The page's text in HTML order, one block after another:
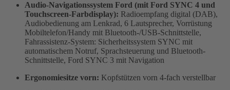
Audio-Navigationssystem Ford (mit Ford SYNC 4 und
Touchscreen-Farbdisplay): Radioempfang digital (DAB),
Audiobedienung am Lenkrad, 6 Lautsprecher, Vorrüstung
Mobiltelefon/Handy mit Bluetooth-/USB-Schnittstelle,
Fahrassistenz-System: Sicherheitssystem SYNC mit
automatischem Notruf, Sprachsteuerung und Bluetooth-
Schnittstelle, Ford SYNC 3 mit Navigation
Ergonomiesitze vorn: Kopfstützen vorn 4-fach verstellbar